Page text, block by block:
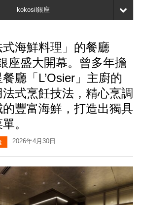
kokosil銀座
海鮮料理」的餐廳
座盛大開幕。曾多年擔
廳「L’Osier」主廚的
式烹飪技法，精心烹調
的豐富海鮮，打造出獨具
。
2026年4月30日